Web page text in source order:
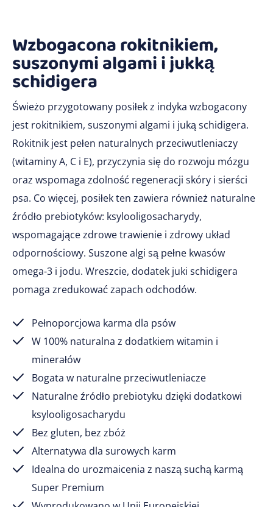
Wzbogacona rokitnikiem,
suszonymi algami i jukką
schidigera
Świeżo przygotowany posiłek z indyka wzbogacony
jest rokitnikiem, suszonymi algami i juką schidigera.
Rokitnik jest pełen naturalnych przeciwutleniaczy
(witaminy A, C i E), przyczynia się do rozwoju mózgu
oraz wspomaga zdolność regeneracji skóry i sierści
psa. Co więcej, posiłek ten zawiera również naturalne
źródło prebiotyków: ksylooligosacharydy,
wspomagające zdrowe trawienie i zdrowy układ
odpornościowy. Suszone algi są pełne kwasów
omega-3 i jodu. Wreszcie, dodatek juki schidigera
pomaga zredukować zapach odchodów.
Pełnoporcjowa karma dla psów
W 100% naturalna z dodatkiem witamin i
minerałów
Bogata w naturalne przeciwutleniacze
Naturalne źródło prebiotyku dzięki dodatkowi
ksylooligosacharydu
Bez gluten, bez zbóż
Alternatywa dla surowych karm
Idealna do urozmaicenia z naszą suchą karmą
Super Premium